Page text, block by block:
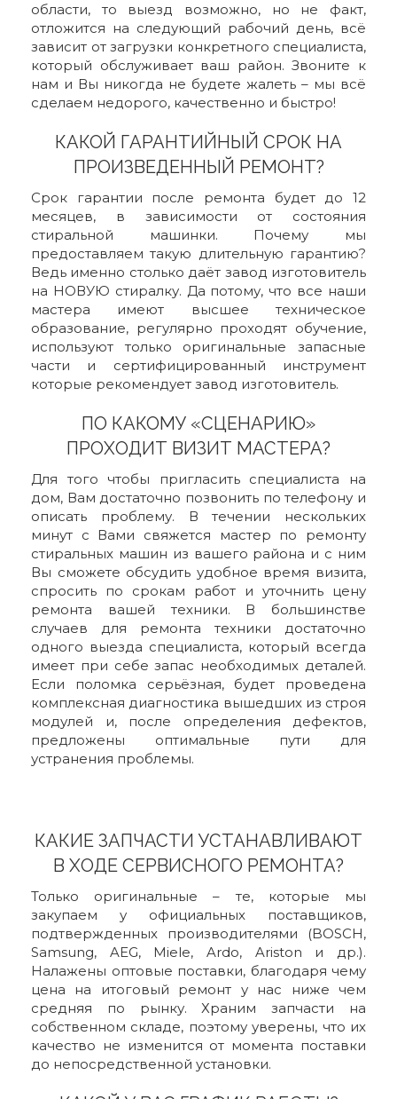
области, то выезд возможно, но не факт,
отложится на следующий рабочий день, всё
зависит от загрузки конкретного специалиста,
который обслуживает ваш район. Звоните к
нам и Вы никогда не будете жалеть – мы всё
сделаем недорого, качественно и быстро!
КАКОЙ ГАРАНТИЙНЫЙ СРОК НА
ПРОИЗВЕДЕННЫЙ РЕМОНТ?
Срок гарантии после ремонта будет до 12
месяцев, в зависимости от состояния
стиральной машинки. Почему мы
предоставляем такую длительную гарантию?
Ведь именно столько даёт завод изготовитель
на НОВУЮ стиралку. Да потому, что все наши
мастера имеют высшее техническое
образование, регулярно проходят обучение,
используют только оригинальные запасные
части и сертифицированный инструмент
которые рекомендует завод изготовитель.
ПО КАКОМУ «СЦЕНАРИЮ»
ПРОХОДИТ ВИЗИТ МАСТЕРА?
Для того чтобы пригласить специалиста на
дом, Вам достаточно позвонить по телефону и
описать проблему. В течении нескольких
минут с Вами свяжется мастер по ремонту
стиральных машин из вашего района и с ним
Вы сможете обсудить удобное время визита,
спросить по срокам работ и уточнить цену
ремонта вашей техники. В большинстве
случаев для ремонта техники достаточно
одного выезда специалиста, который всегда
имеет при себе запас необходимых деталей.
Если поломка серьёзная, будет проведена
комплексная диагностика вышедших из строя
модулей и, после определения дефектов,
предложены оптимальные пути для
устранения проблемы.
КАКИЕ ЗАПЧАСТИ УСТАНАВЛИВАЮТ
В ХОДЕ СЕРВИСНОГО РЕМОНТА?
Только оригинальные – те, которые мы
закупаем у официальных поставщиков,
подтвержденных производителями (BOSCH,
Samsung, AEG, Miele, Ardo, Ariston и др.).
Налажены оптовые поставки, благодаря чему
цена на итоговый ремонт у нас ниже чем
средняя по рынку. Храним запчасти на
собственном складе, поэтому уверены, что их
качество не изменится от момента поставки
до непосредственной установки.